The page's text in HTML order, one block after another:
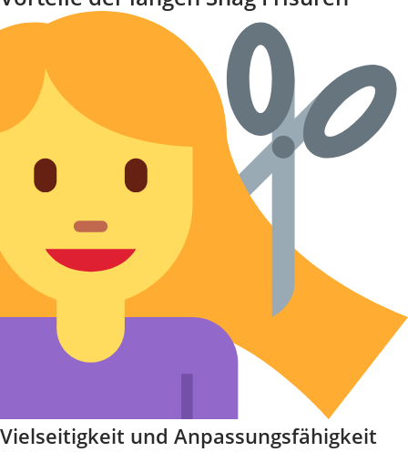
Vielseitigkeit und Anpassungsfähigkeit